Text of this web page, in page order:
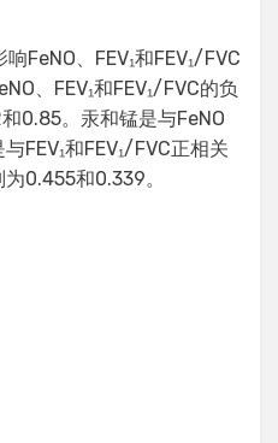
FeNO、FEV₁和FEV₁/FVC
、FEV₁和FEV₁/FVC的负
0.85。汞和锰是与FeNO
FEV₁和FEV₁/FVC正相关
0.455和0.339。